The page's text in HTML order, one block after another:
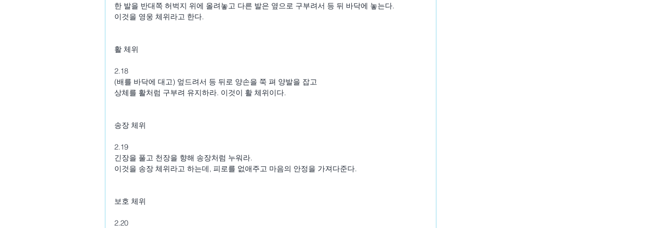
한 발을 반대쪽 허벅지 위에 올려놓고 다른 발은 옆으로 구부려서 등 뒤 바닥에 놓는다.
이것을 영웅 체위라고 한다.
활 체위
2.18
(배를 바닥에 대고) 엎드려서 등 뒤로 양손을 쭉 펴 양발을 잡고
상체를 활처럼 구부려 유지하라. 이것이 활 체위이다.
송장 체위
2.19
긴장을 풀고 천장을 향해 송장처럼 누워라.
이것을 송장 체위라고 하는데, 피로를 없애주고 마음의 안정을 가져다준다.
보호 체위
2.20